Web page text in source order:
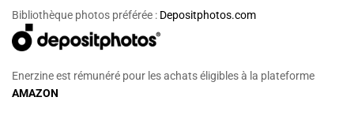
Bibliothèque photos préférée : Depositphotos.com
Enerzine est rémunéré pour les achats éligibles à la plateforme
AMAZON